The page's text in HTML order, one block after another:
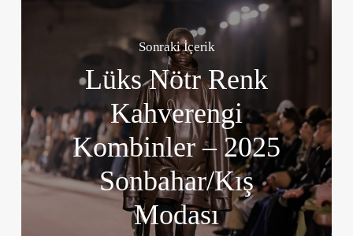
Sonraki İçerik
Lüks Nötr Renk
Kahverengi
Kombinler – 2025
Sonbahar/Kış
Modası